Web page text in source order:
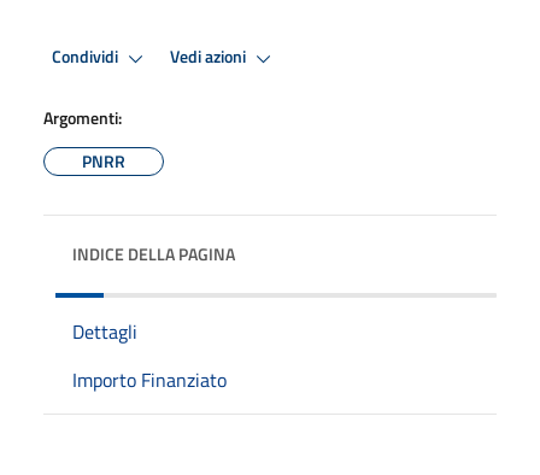
Condividi Vedi azioni
Argomenti:
PNRR
INDICE DELLA PAGINA
Dettagli
Importo Finanziato